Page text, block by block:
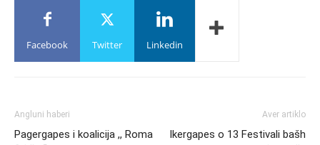
Facebook Twitter Linkedin
Angluni haberi
Pagergapes i koalicija ,, Roma
Aver artiklo
Ikergapes o 13 Festivali bašh